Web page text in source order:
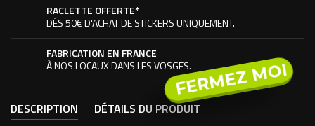
RACLETTE OFFERTE*
DÉS 50€ D'ACHAT DE STICKERS UNIQUEMENT.
FABRICATION EN FRANCE
À NOS LOCAUX DANS LES VOSGES.
DESCRIPTION DÉTAILS DU PRODUIT
FERMEZ MOI